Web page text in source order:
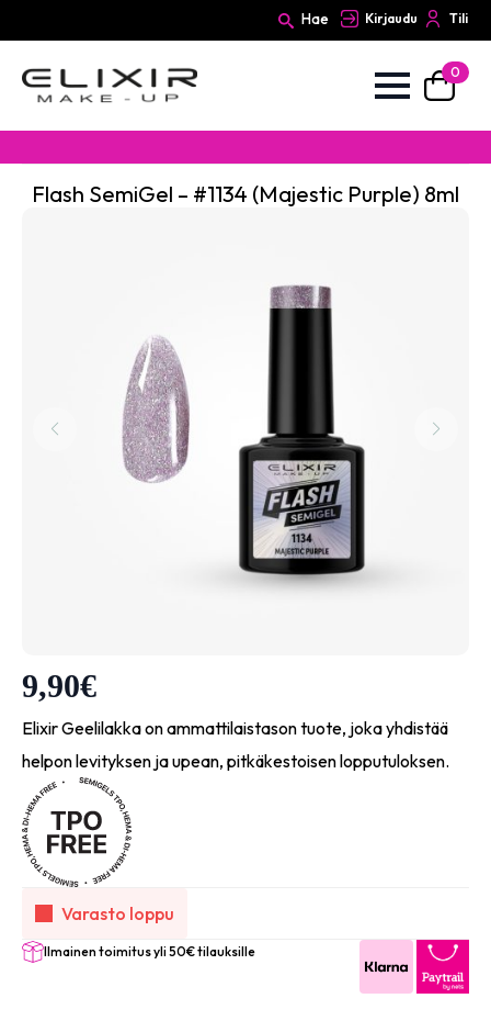
Hae Kirjaudu Tili
0
Flash SemiGel – #1134 (Majestic Purple) 8ml
9,90€
Elixir Geelilakka on ammattilaistason tuote, joka yhdistää
helpon levityksen ja upean, pitkäkestoisen lopputuloksen.
Varasto loppu
Ilmainen toimitus yli 50€ tilauksille